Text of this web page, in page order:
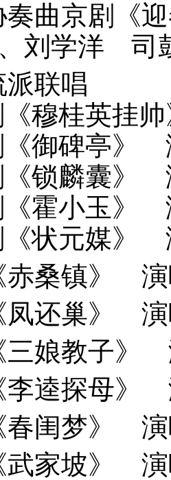
奏曲京剧《
刘学洋 司
联唱
英挂帅
碑亭》 演
麟囊》 演
小玉》 演
媒》 演
赤桑镇》 演
凤还巢》 演
三娘教子》
李逵探母》
春闺梦》
武家坡》 演